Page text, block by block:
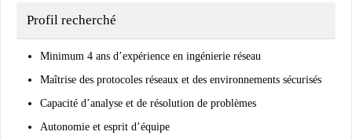
Profil recherché
Minimum 4 ans d’expérience en ingénierie réseau
Maîtrise des protocoles réseaux et des environnements sécurisés
Capacité d’analyse et de résolution de problèmes
Autonomie et esprit d’équipe